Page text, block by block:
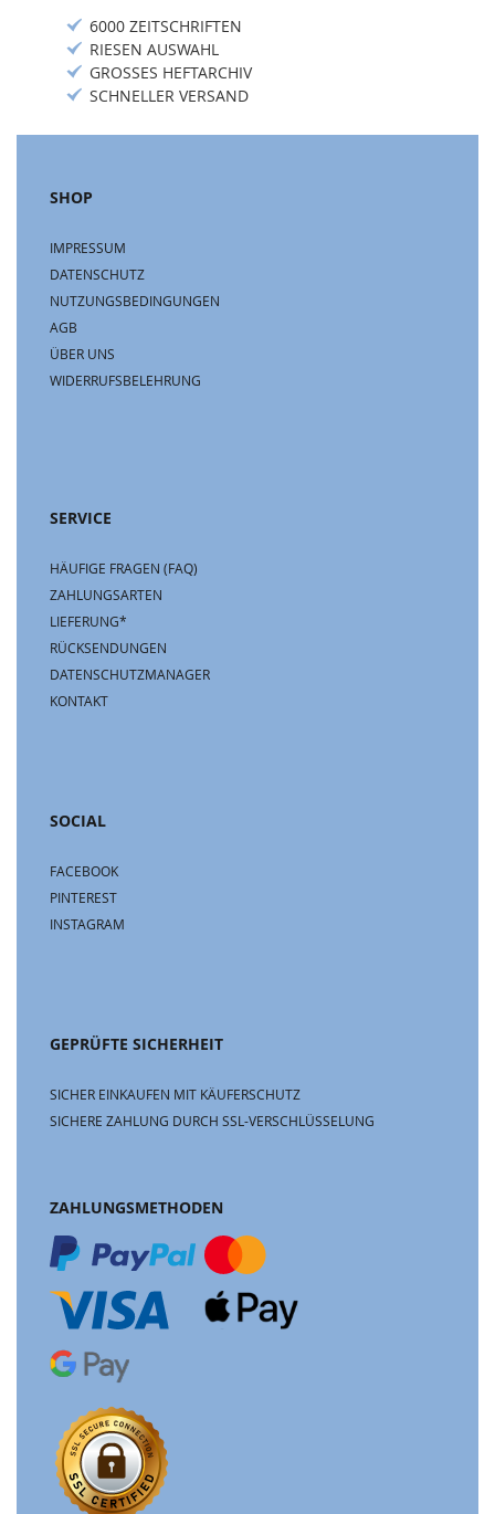
6000 ZEITSCHRIFTEN
RIESEN AUSWAHL
GROSSES HEFTARCHIV
SCHNELLER VERSAND
SHOP
IMPRESSUM
DATENSCHUTZ
NUTZUNGSBEDINGUNGEN
AGB
ÜBER UNS
WIDERRUFSBELEHRUNG
SERVICE
HÄUFIGE FRAGEN (FAQ)
ZAHLUNGSARTEN
LIEFERUNG*
RÜCKSENDUNGEN
DATENSCHUTZMANAGER
KONTAKT
SOCIAL
FACEBOOK
PINTEREST
INSTAGRAM
GEPRÜFTE SICHERHEIT
SICHER EINKAUFEN MIT KÄUFERSCHUTZ
SICHERE ZAHLUNG DURCH SSL-VERSCHLÜSSELUNG
ZAHLUNGSMETHODEN